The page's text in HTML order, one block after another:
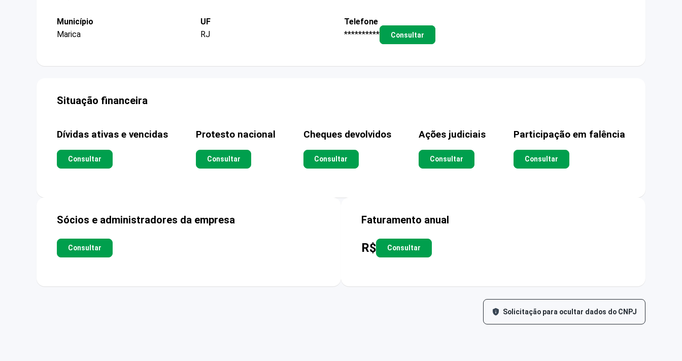
Município
Marica
UF
RJ
Telefone
**********
Consultar
Situação financeira
Dívidas ativas e vencidas
Consultar
Protesto nacional
Consultar
Cheques devolvidos
Consultar
Ações judiciais
Consultar
Participação em falência
Consultar
Sócios e administradores da empresa
Consultar
Faturamento anual
R$ Consultar
Solicitação para ocultar dados do CNPJ